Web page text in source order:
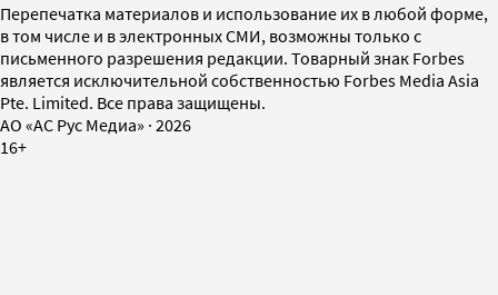
Перепечатка материалов и использование их в любой форме,
в том числе и в электронных СМИ, возможны только с
письменного разрешения редакции. Товарный знак Forbes
является исключительной собственностью Forbes Media Asia
Pte. Limited. Все права защищены.
AO «АС Рус Медиа» · 2026
16+